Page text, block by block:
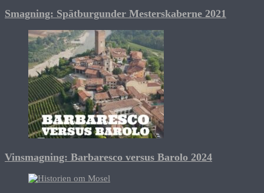
Smagning: Spätburgunder Mesterskaberne 2021
Vinsmagning: Barbaresco versus Barolo 2024